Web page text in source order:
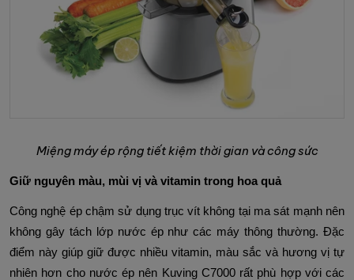
Miệng máy ép rộng tiết kiệm thời gian và công sức
Giữ nguyên màu, mùi vị và vitamin trong hoa quả
Công nghệ ép chậm sử dụng trục vít không tại ma sát mạnh nên
không gây tách lớp nước ép như các máy thông thường. Đặc
điểm này giúp giữ được nhiều vitamin, màu sắc và hương vị tự
nhiên hơn cho nước ép nên Kuving C7000 rất phù hợp với các